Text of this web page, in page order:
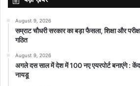
featured
August 9, 2026
सम्राट चौधरी सरकार का बड़ा फैसला, शिक्षा और
गठित
August 9, 2026
अगले दस साल में देश में 100 नए एयरपोर्ट बनाएंगे :
नायडू